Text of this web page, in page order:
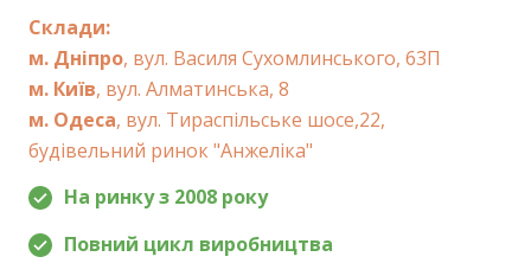
Склади:
м. Дніпро, вул. Василя Сухомлинського, 63П
м. Київ, вул. Алматинська, 8
м. Одеса, вул. Тираспільське шосе,22,
будівельний ринок "Анжеліка"
На ринку з 2008 року
Повний цикл виробництва